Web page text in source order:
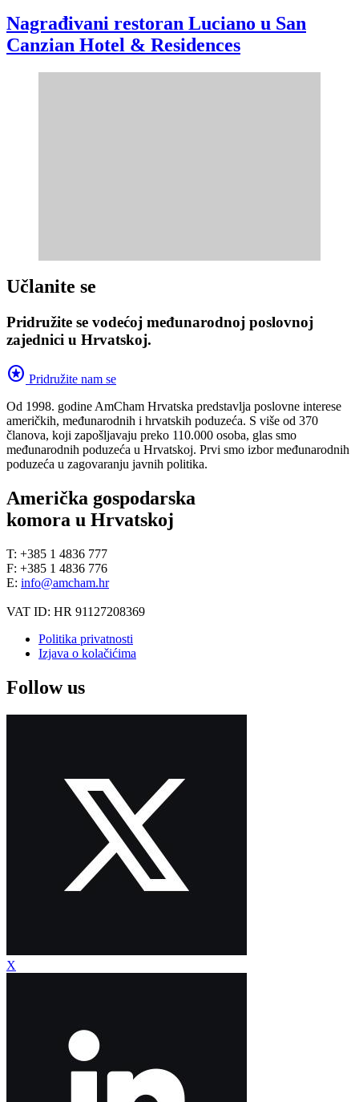
Nagrađivani restoran Luciano u San
Canzian Hotel & Residences
Učlanite se
Pridružite se vodećoj međunarodnoj poslovnoj
zajednici u Hrvatskoj.
stars Pridružite nam se
Od 1998. godine AmCham Hrvatska predstavlja poslovne interese
američkih, međunarodnih i hrvatskih poduzeća. S više od 370
članova, koji zapošljavaju preko 110.000 osoba, glas smo
međunarodnih poduzeća u Hrvatskoj. Prvi smo izbor međunarodnih
poduzeća u zagovaranju javnih politika.
Američka gospodarska
komora u Hrvatskoj
T: +385 1 4836 777
F: +385 1 4836 776
E: info@amcham.hr
VAT ID: HR 91127208369
Politika privatnosti
Izjava o kolačićima
Follow us
X